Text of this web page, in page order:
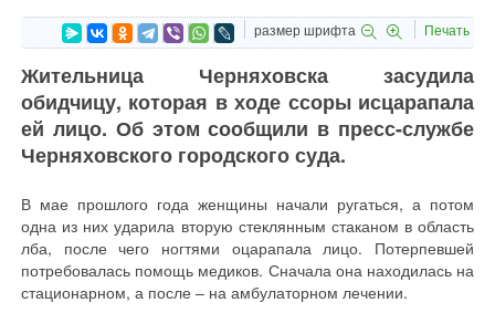
размер шрифта Печать
Жительница Черняховска засудила
обидчицу, которая в ходе ссоры исцарапала
ей лицо. Об этом сообщили в пресс-службе
Черняховского городского суда.
В мае прошлого года женщины начали ругаться, а потом
одна из них ударила вторую стеклянным стаканом в область
лба, после чего ногтями оцарапала лицо. Потерпевшей
потребовалась помощь медиков. Сначала она находилась на
стационарном, а после – на амбулаторном лечении.